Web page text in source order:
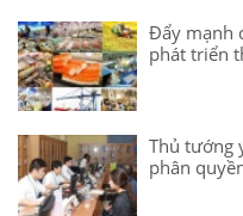
Đẩy mạnh
phát triển
Thủ tướng
phân